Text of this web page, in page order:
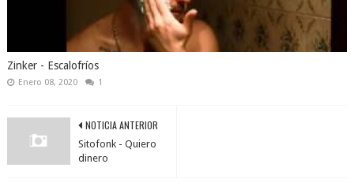
Zinker - Escalofríos
Enero 08, 2020 1
NOTICIA ANTERIOR
Sitofonk - Quiero
dinero